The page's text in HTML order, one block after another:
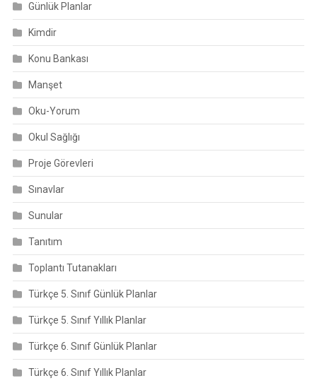
Günlük Planlar
Kimdir
Konu Bankası
Manşet
Oku-Yorum
Okul Sağlığı
Proje Görevleri
Sınavlar
Sunular
Tanıtım
Toplantı Tutanakları
Türkçe 5. Sınıf Günlük Planlar
Türkçe 5. Sınıf Yıllık Planlar
Türkçe 6. Sınıf Günlük Planlar
Türkçe 6. Sınıf Yıllık Planlar